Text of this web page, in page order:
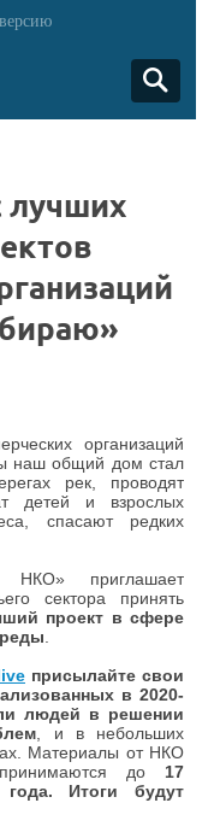
лучших
организаций
наш общий дом стал
рек, проводят
детей и взрослых
спасают редких
НКО» приглашает
сектора принять
проект в сфере
присылайте свои
в 2020-
людей в решении
, и в небольших
Материалы от НКО
до 17
года. Итоги будут